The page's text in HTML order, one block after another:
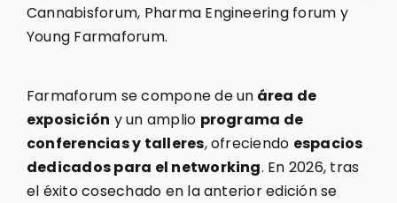
Cannabisforum, Pharma Engineering forum y
Young Farmaforum.
Farmaforum se compone de un área de
exposición y un amplio programa de
conferencias y talleres, ofreciendo espacios
dedicados para el networking. En 2026, tras
el éxito cosechado en la anterior edición se